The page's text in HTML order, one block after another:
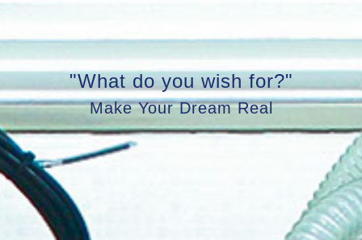
"What do you wish for?"
Make Your Dream Real